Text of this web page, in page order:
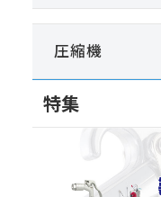
圧縮機
特集